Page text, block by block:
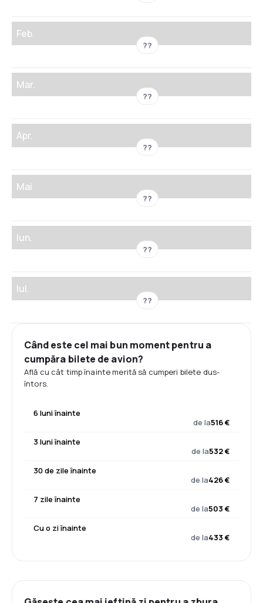
Feb.
??
Mar.
??
Apr.
??
Mai
??
Iun.
??
Iul.
??
Când este cel mai bun moment pentru a
cumpăra bilete de avion?
Află cu cât timp înainte merită să cumperi bilete dus-
întors.
6 luni înainte
de la516 €
3 luni înainte
de la532 €
30 de zile înainte
de la426 €
7 zile înainte
de la503 €
Cu o zi înainte
de la433 €